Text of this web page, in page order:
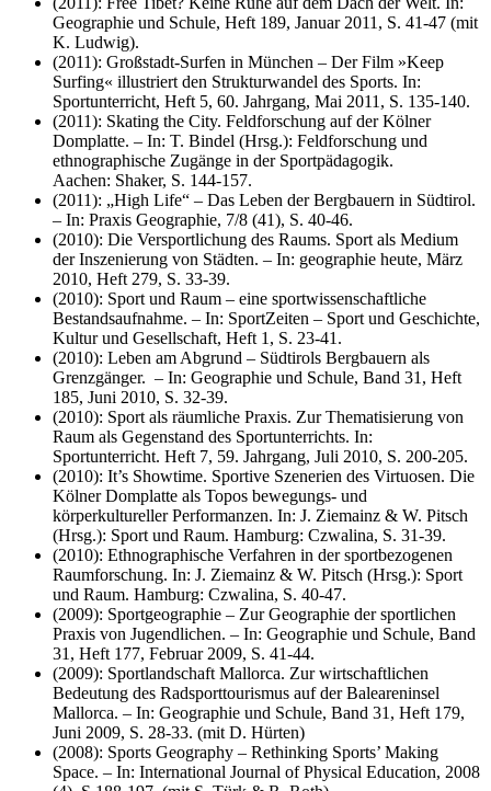
Geographie und Schule, Heft 189, Januar 2011, S. 41-47 (mit
K. Ludwig).
(2011): Großstadt-Surfen in München – Der Film »Keep
Surfing« illustriert den Strukturwandel des Sports. In:
Sportunterricht, Heft 5, 60. Jahrgang, Mai 2011, S. 135-140.
(2011): Skating the City. Feldforschung auf der Kölner
Domplatte. – In: T. Bindel (Hrsg.): Feldforschung und
ethnographische Zugänge in der Sportpädagogik.
Aachen: Shaker, S. 144-157.
(2011): „High Life“ – Das Leben der Bergbauern in Südtirol.
– In: Praxis Geographie, 7/8 (41), S. 40-46.
(2010): Die Versportlichung des Raums. Sport als Medium
der Inszenierung von Städten. – In: geographie heute, März
2010, Heft 279, S. 33-39.
(2010): Sport und Raum – eine sportwissenschaftliche
Bestandsaufnahme. – In: SportZeiten – Sport und Geschichte,
Kultur und Gesellschaft, Heft 1, S. 23-41.
(2010): Leben am Abgrund – Südtirols Bergbauern als
Grenzgänger. – In: Geographie und Schule, Band 31, Heft
185, Juni 2010, S. 32-39.
(2010): Sport als räumliche Praxis. Zur Thematisierung von
Raum als Gegenstand des Sportunterrichts. In:
Sportunterricht. Heft 7, 59. Jahrgang, Juli 2010, S. 200-205.
(2010): It’s Showtime. Sportive Szenerien des Virtuosen. Die
Kölner Domplatte als Topos bewegungs- und
körperkultureller Performanzen. In: J. Ziemainz & W. Pitsch
(Hrsg.): Sport und Raum. Hamburg: Czwalina, S. 31-39.
(2010): Ethnographische Verfahren in der sportbezogenen
Raumforschung. In: J. Ziemainz & W. Pitsch (Hrsg.): Sport
und Raum. Hamburg: Czwalina, S. 40-47.
(2009): Sportgeographie – Zur Geographie der sportlichen
Praxis von Jugendlichen. – In: Geographie und Schule, Band
31, Heft 177, Februar 2009, S. 41-44.
(2009): Sportlandschaft Mallorca. Zur wirtschaftlichen
Bedeutung des Radsporttourismus auf der Baleareninsel
Mallorca. – In: Geographie und Schule, Band 31, Heft 179,
Juni 2009, S. 28-33. (mit D. Hürten)
(2008): Sports Geography – Rethinking Sports’ Making
Space. – In: International Journal of Physical Education, 2008